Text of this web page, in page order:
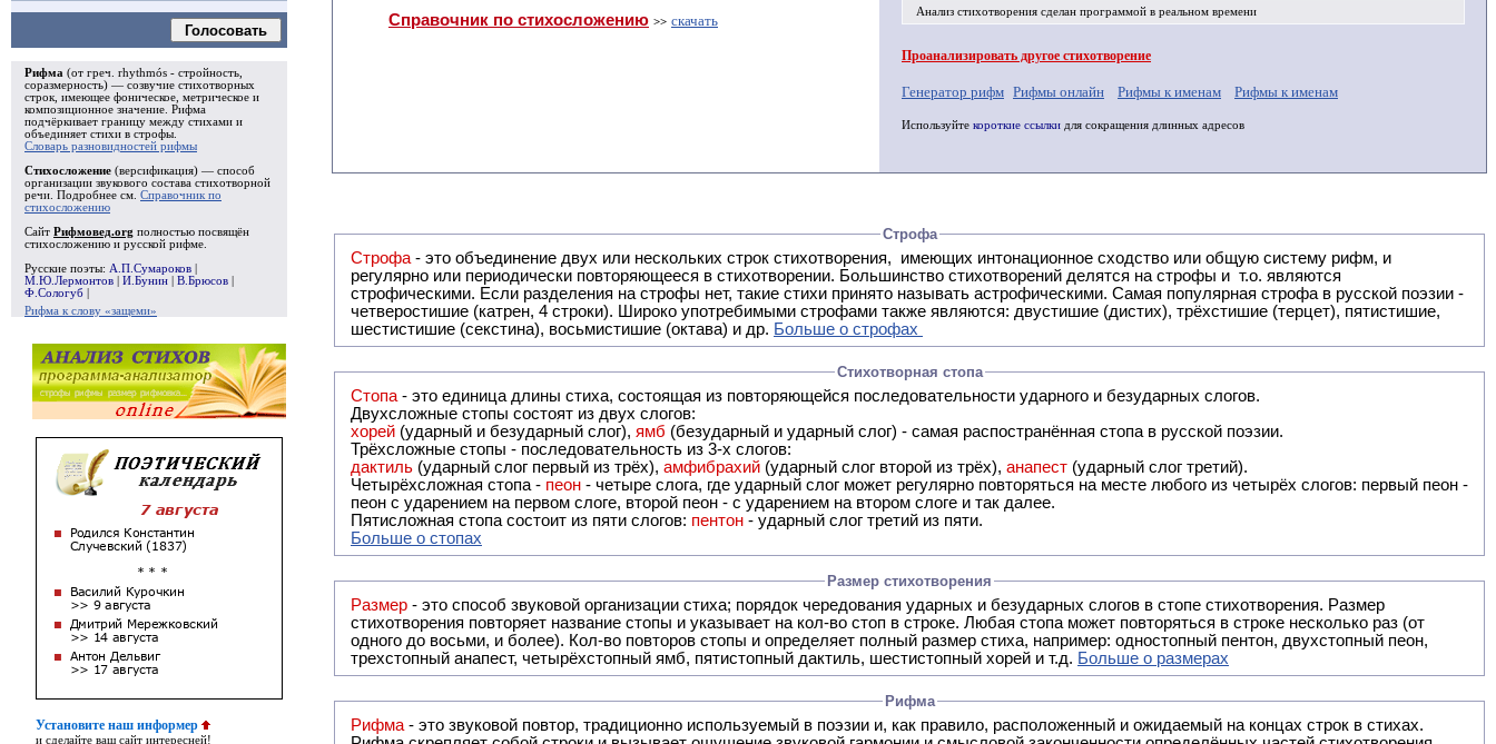
Голосовать
Рифма (от греч. rhythmós - стройность,
соразмерность) — созвучие стихотворных
строк, имеющее фоническое, метрическое и
композиционное значение. Рифма
подчёркивает границу между стихами и
объединяет стихи в строфы
Словарь разновидностей рифмы
Стихосложение (версификация) — способ
организации звукового состава стихотворной
речи. Подробнее см. Справочник по
стихосложению
Сайт Рифмовед.org полностью посвящён
стихосложению и русской рифме.
Русские поэты: А.П.Сумароков
М.Ю.Лермонтов
И.Бунин В.Брюсов
Ф.Сологуб
Рифма к слову «защеми»
Установите наш информер
и сделайте ваш сайт интересней!
Справочник по стихосложению >> скачать
Анализ стихотворениясделан программой в реальном времени
Проанализировать другое стихотворение
Генератор рифм Рифмы онлайн Рифмы к именам Рифмы к именам
Используйте короткие ссылки для сокращения длинных адресов
Строфа
Строфа - это объединение двух или нескольких строк стихотворения, имеющих интонационное сходство или общую систему рифм, и
регулярно или периодически повторяющееся в стихотворении. Большинство стихотворений делятся на строфы и т.о. являются
строфическими. Если разделения на строфы нет, такие стихи принято называть астрофическими. Самая популярная строфа в русской поэзии -
четверостишие (катрен, 4 строки). Широко употребимыми строфами также являются: двустишие (дистих), трёхстишие (терцет), пятистишие,
шестистишие (секстина), восьмистишие (октава) и др. Больше о строфах
Стихотворная стопа
Стопа - это единица длины стиха, состоящая из повторяющейся последовательности ударного и безударных слогов.
Двухсложные стопы состоят из двух слогов:
хорей (ударный и безударный слог), ямб (безударный и ударный слог) - самая распостранённая стопа в русской поэзии.
Трёхсложные стопы - последовательность из 3-х слогов:
дактиль (ударный слог первый из трёх), амфибрахий (ударный слог второй из трёх), анапест (ударный слог третий).
Четырёхсложная стопа - пеон - четыре слога, где ударный слог может регулярно повторяться на месте любого из четырёх слогов: первый пеон -
пеон с ударением на первом слоге, второй пеон - с ударением на втором слоге и так далее.
Пятисложная стопа состоит из пяти слогов: пентон - ударный слог третий из пяти.
Больше о стопах
Размер стихотворения
Размер - это способ звуковой организации стиха; порядок чередования ударных и безударных слогов в стопе стихотворения. Размер
стихотворения повторяет название стопы и указывает на кол-во стоп в строке. Любая стопа может повторяться в строке несколько раз (от
одного до восьми, и более). Кол-во повторов стопы и определяет полный размер стиха, например: одностопный пентон, двухстопный пеон,
трехстопный анапест, четырёхстопный ямб, пятистопный дактиль, шестистопный хорей и т.д. Больше о размерах
Рифма
Рифма
- это звуковой повтор, традиционно используемый в поэзии и, как правило, расположенный и ожидаемый на концах строк в стихах.